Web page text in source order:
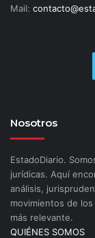
Mail:
Nosotros
EstadoDiario.
jurídicas. Aquí
análisis,
movimientos de
más relevante.
QUIÉNES SOMOS